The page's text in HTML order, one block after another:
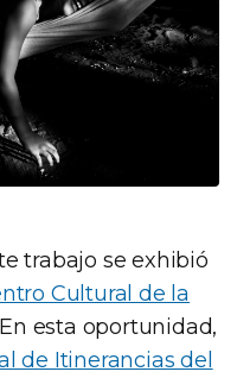
trabajo se exhibió
Cultural de la
esta oportunidad,
de Itinerancias del